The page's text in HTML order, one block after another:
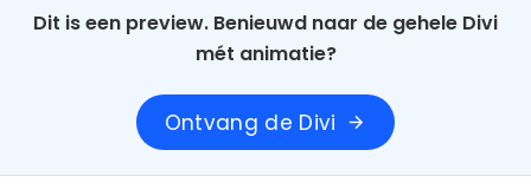
Dit is een preview. Benieuwd naar de gehele Divi
mét animatie?
Ontvang de Divi arrow_forward